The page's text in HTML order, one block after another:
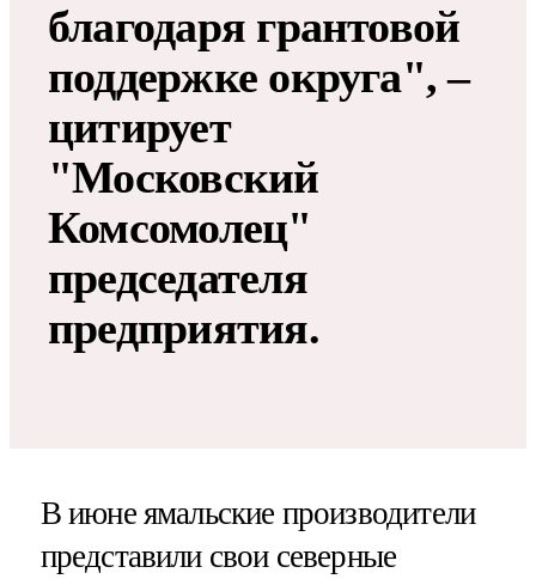
благодаря грантовой
поддержке округа", –
цитирует
"Московский
Комсомолец"
председателя
предприятия.
В июне ямальские производители
представили свои северные